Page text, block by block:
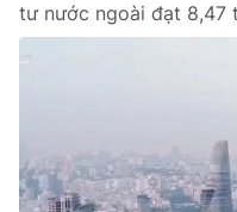
tư nước ngoài đạt 8,47